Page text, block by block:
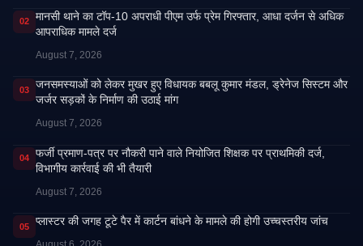
02
मानसी थाने का टॉप-10 अपराधी पीएम उर्फ प्रेम गिरफ्तार, आधा दर्जन से अधिक
आपराधिक मामले दर्ज
August 7, 2026
03
जनसमस्याओं को लेकर मुखर हुए विधायक बबलू कुमार मंडल, ड्रेनेज सिस्टम और
जर्जर सड़कों के निर्माण की उठाई मांग
August 7, 2026
04
फर्जी प्रमाण-पत्र पर नौकरी पाने वाले नियोजित शिक्षक पर प्राथमिकी दर्ज,
विभागीय कार्रवाई की भी तैयारी
August 7, 2026
05 प्लास्टर की जगह टूटे पैर में कार्टन बांधने के मामले की होगी उच्चस्तरीय जांच